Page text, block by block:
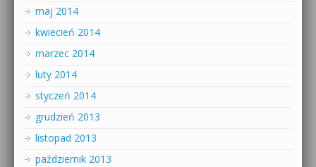
maj 2014
kwiecień 2014
marzec 2014
luty 2014
styczeń 2014
grudzień 2013
listopad 2013
październik 2013